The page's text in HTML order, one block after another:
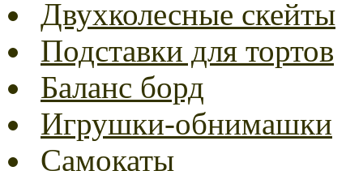
Двухколесные скейты
Подставки для тортов
Баланс борд
Игрушки-обнимашки
Самокаты